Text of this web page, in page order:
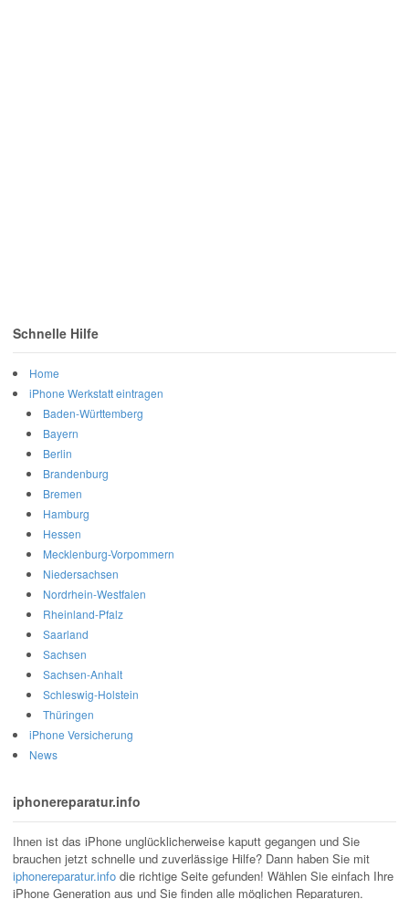
Schnelle Hilfe
Home
iPhone Werkstatt eintragen
Baden-Württemberg
Bayern
Berlin
Brandenburg
Bremen
Hamburg
Hessen
Mecklenburg-Vorpommern
Niedersachsen
Nordrhein-Westfalen
Rheinland-Pfalz
Saarland
Sachsen
Sachsen-Anhalt
Schleswig-Holstein
Thüringen
iPhone Versicherung
News
iphonereparatur.info
Ihnen ist das iPhone unglücklicherweise kaputt gegangen und Sie
brauchen jetzt schnelle und zuverlässige Hilfe? Dann haben Sie mit
iphonereparatur.info die richtige Seite gefunden! Wählen Sie einfach Ihre
iPhone Generation aus und Sie finden alle möglichen Reparaturen.